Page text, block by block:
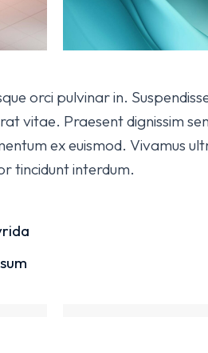
orci pulvinar in.
vitae. Praesent dignissim
ex euismod. Vivamus
tincidunt interdum.